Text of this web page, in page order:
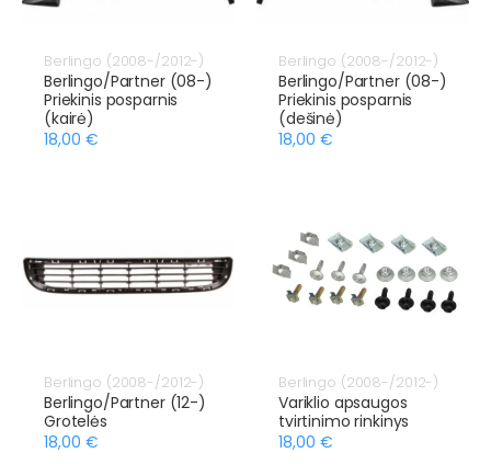
Berlingo (2008-/2012-)
Berlingo/Partner (08-)
Priekinis posparnis
(kairė)
18,00 €
Berlingo (2008-/2012-)
Berlingo/Partner (08-)
Priekinis posparnis
(dešinė)
18,00 €
Berlingo (2008-/2012-)
Berlingo/Partner (12-)
Grotelės
18,00 €
Berlingo (2008-/2012-)
Variklio apsaugos
tvirtinimo rinkinys
18,00 €